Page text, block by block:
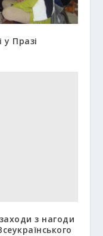
Празі
з нагоди